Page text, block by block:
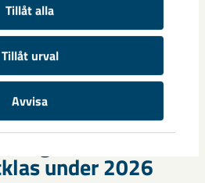
Tillåt alla
Tillåt urval
Avvisa
i gamla Kiruna
under 2026